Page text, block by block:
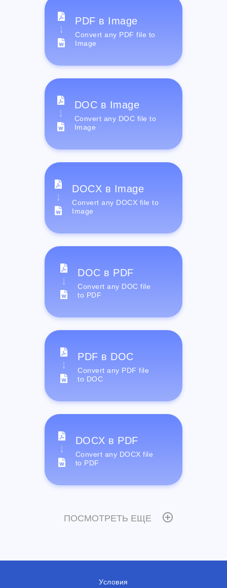
PDF в Image
Convert any PDF file to
Image
DOC в Image
Convert any DOC file to
Image
DOCX в Image
Convert any DOCX file to
Image
DOC в PDF
Convert any DOC file
to PDF
PDF в DOC
Convert any PDF file
to DOC
DOCX в PDF
Convert any DOCX file
to PDF
ПОСМОТРЕТЬ ЕЩЕ
Условия